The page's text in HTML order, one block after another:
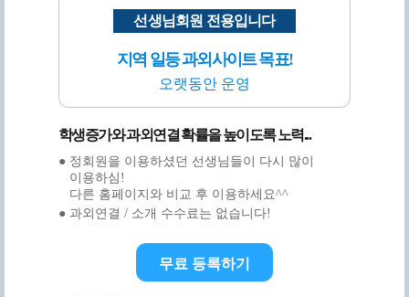
선생님회원 전용입니다
지역 일등 과외사이트 목표!
오랫동안 운영
학생증가와 과외연결 확률을 높이도록 노력...
● 정회원을 이용하셨던 선생님들이 다시 많이
이용하심!
다른 홈페이지와 비교 후 이용하세요^^
● 과외연결 / 소개 수수료는 없습니다!
무료 등록하기